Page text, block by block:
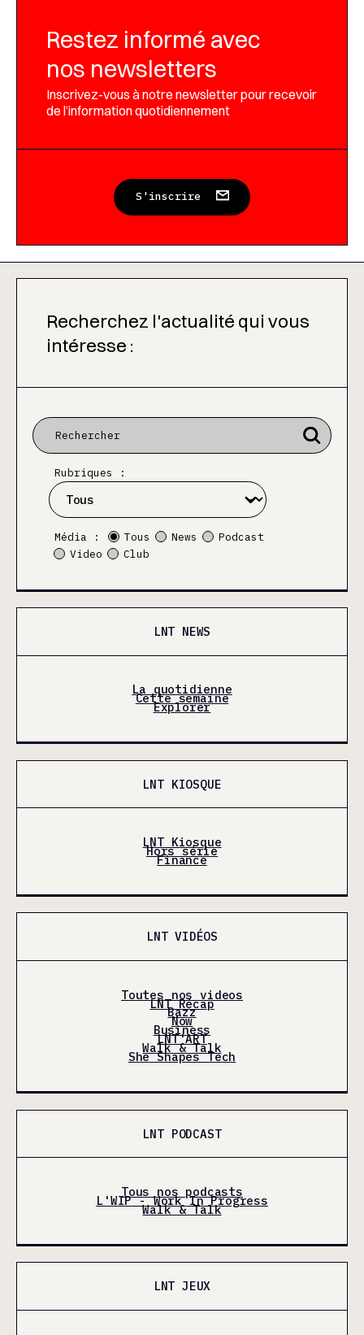
Restez informé avec
nos newsletters
Inscrivez-vous à notre newsletter pour recevoir
de l’information quotidiennement
S'inscrire
Recherchez l'actualité qui vous
intéresse :
Rubriques :
Média : Tous News
Podcast
Video
Club
LNT NEWS
La quotidienne
Cette semaine
Explorer
LNT KIOSQUE
LNT Kiosque
Hors série
Finance
LNT VIDÉOS
Toutes nos videos
LNT Récap
Bazz
Now
Business
LNT'ART
Walk & Talk
She Shapes Tech
LNT PODCAST
Tous nos podcasts
L'WIP - Work In Progress
Walk & Talk
LNT JEUX